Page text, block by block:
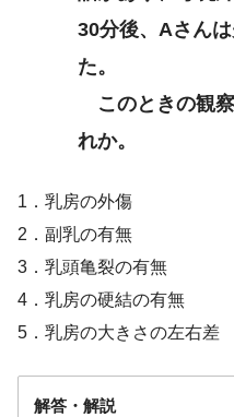
30分後、Aさん
た。
このときの観
れか。
1．乳房の外傷
2．副乳の有無
3．乳頭亀裂の有無
4．乳房の硬結の有無
5．乳房の大きさの左右差
解答・解説